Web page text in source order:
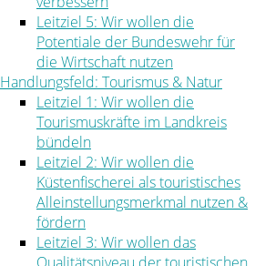
Leitziel 5: Wir wollen die
Potentiale der Bundeswehr für
die Wirtschaft nutzen
Handlungsfeld: Tourismus & Natur
Leitziel 1: Wir wollen die
Tourismuskräfte im Landkreis
bündeln
Leitziel 2: Wir wollen die
Küstenfischerei als touristisches
Alleinstellungsmerkmal nutzen &
fördern
Leitziel 3: Wir wollen das